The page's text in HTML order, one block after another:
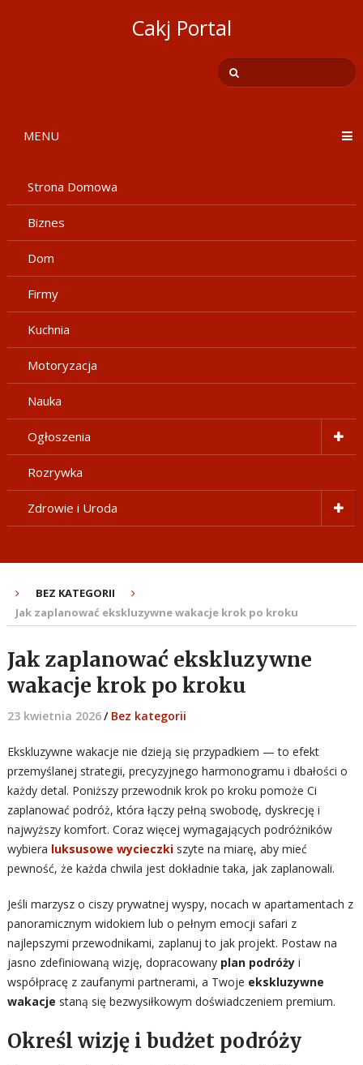
Cakj Portal
MENU
Strona Domowa
Biznes
Dom
Firmy
Kuchnia
Motoryzacja
Nauka
Ogłoszenia
Rozrywka
Zdrowie i Uroda
BEZ KATEGORII
Jak zaplanować ekskluzywne wakacje krok po kroku
Jak zaplanować ekskluzywne
wakacje krok po kroku
23 kwietnia 2026/ Bez kategorii
Ekskluzywne wakacje nie dzieją się przypadkiem — to efekt
przemyślanej strategii, precyzyjnego harmonogramu i dbałości o
każdy detal. Poniższy przewodnik krok po kroku pomoże Ci
zaplanować podróż, która łączy pełną swobodę, dyskrecję i
najwyższy komfort. Coraz więcej wymagających podróżników
wybiera luksusowe wycieczkiszyte na miarę, aby mieć
pewność, że każda chwila jest dokładnie taka, jak zaplanowali.
Jeśli marzysz o ciszy prywatnej wyspy, nocach w apartamentach z
panoramicznym widokiem lub o pełnym emocji safari z
najlepszymi przewodnikami, zaplanuj to jak projekt. Postaw na
jasno zdefiniowaną wizję, dopracowany plan podróżyi
współpracę z zaufanymi partnerami, a Twoje ekskluzywne
wakacje staną się bezwysiłkowym doświadczeniem premium.
Określ wizję i budżet podróży